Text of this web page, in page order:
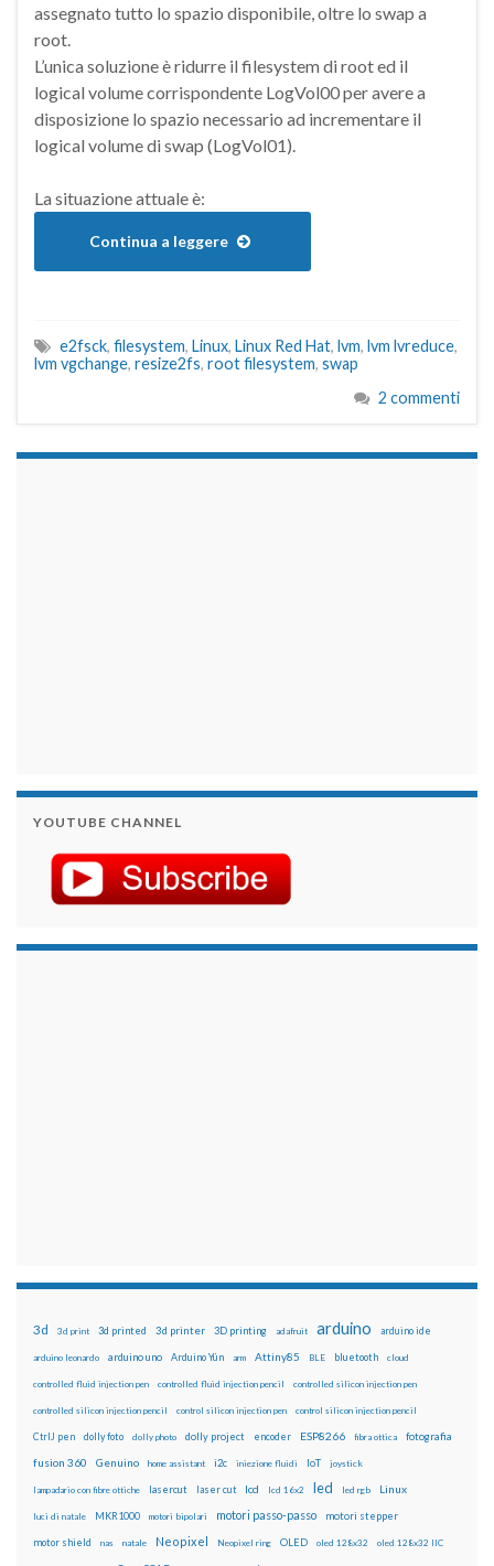
assegnato tutto lo spazio disponibile, oltre lo swap a
root.
L’unica soluzione è ridurre il filesystem di root ed il
logical volume corrispondente LogVol00 per avere a
disposizione lo spazio necessario ad incrementare il
logical volume di swap (LogVol01).
La situazione attuale è:
Continua a leggere
e2fsck, filesystem, Linux, Linux Red Hat, lvm, lvm lvreduce,
lvm vgchange, resize2fs, root filesystem, swap
2 commenti
YOUTUBE CHANNEL
3d 3d print 3d printed 3d printer 3D printing adafruit arduino arduino ide
arduino leonardo arduino uno Arduino Yún arm Attiny85 BLE bluetooth cloud
controlled fluid injection pen controlled fluid injection pencil controlled silicon injection pen
controlled silicon injection pencil control silicon injection pen control silicon injection pencil
CtrlJ pen dolly foto dolly photo dolly project encoder ESP8266 fibra ottica fotografia
fusion 360 Genuino home assistant i2c iniezione fluidi IoT joystick
lampadario con fibre ottiche lasercut laser cut lcd lcd 16x2 led led rgb Linux
luci di natale MKR1000 motori bipolari motori passo-passo motori stepper
motor shield nas natale Neopixel Neopixel ring OLED oled 128x32 oled 128x32 IIC